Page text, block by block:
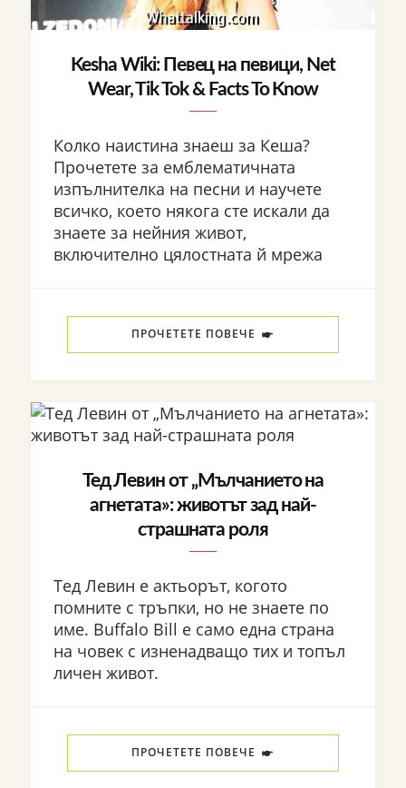
Kesha Wiki: Певец на певици, Net
Wear, Tik Tok & Facts To Know
Колко наистина знаеш за Кеша?
Прочетете за емблематичната
изпълнителка на песни и научете
всичко, което някога сте искали да
знаете за нейния живот,
включително цялостната й мрежа
ПРОЧЕТЕТЕ ПОВЕЧЕ
Тед Левин от „Мълчанието на
агнетата»: животът зад най-
страшната роля
Тед Левин е актьорът, когото
помните с тръпки, но не знаете по
име. Buffalo Bill е само една страна
на човек с изненадващо тих и топъл
личен живот.
ПРОЧЕТЕТЕ ПОВЕЧЕ